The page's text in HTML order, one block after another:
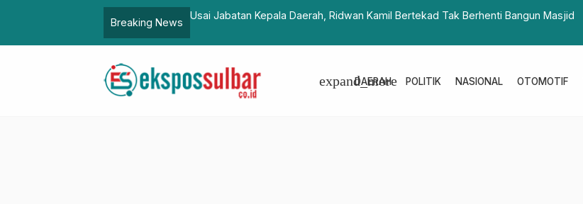
Breaking News
Usai Jabatan Kepala Daerah, Ridwan Kamil Bertekad Tak Berhenti Bangun Masjid
DAERAH
expand_more POLITIK NASIONAL OTOMOTIF